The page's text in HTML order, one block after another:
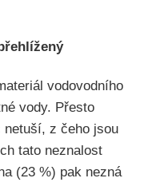
vodovodního
vody. Přesto
netuší, z čeho jsou
tato neznalost
(23 %) pak nezná